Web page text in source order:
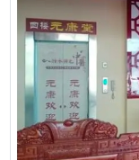
念，将诚信经营奉为
关键环节，公司展现
可靠的供应商携手合
系，每一批原材料都
质量瑕疵蒙混过关，
者构筑起一道坚实可
中，公司始终坚守真